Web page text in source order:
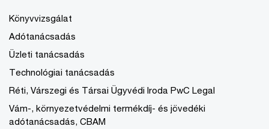
Könyvvizsgálat
Adótanácsadás
Üzleti tanácsadás
Technológiai tanácsadás
Réti, Várszegi és Társai Ügyvédi Iroda PwC Legal
Vám-, környezetvédelmi termékdíj- és jövedéki
adótanácsadás, CBAM